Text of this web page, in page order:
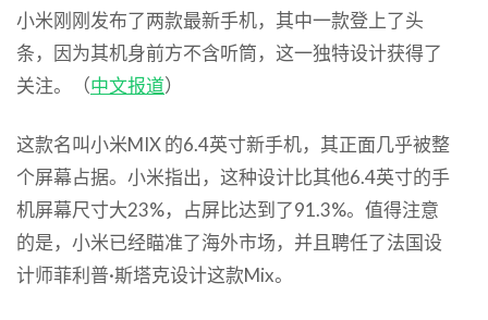
小米刚刚发布了两款最新手机，其中一款登上了头
条，因为其机身前方不含听筒，这一独特设计获得了
关注。（中文报道）
这款名叫小米MIX 的6.4英寸新手机，其正面几乎被整
个屏幕占据。小米指出，这种设计比其他6.4英寸的手
机屏幕尺寸大23%，占屏比达到了91.3%。值得注意
的是，小米已经瞄准了海外市场，并且聘任了法国设
计师菲利普·斯塔克设计这款Mix。